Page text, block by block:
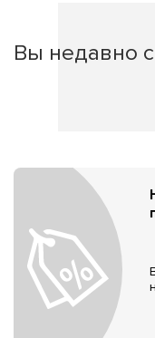
Вы недавно